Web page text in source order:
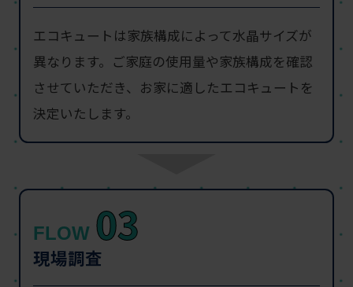
エコキュートは家族構成によって水晶サイズが
異なります。ご家庭の使用量や家族構成を確認
させていただき、お家に適したエコキュートを
決定いたします。
FLOW 03
現場調査